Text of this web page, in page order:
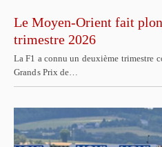
Le Moyen-Orient fait
trimestre 2026
La F1 a connu un deuxième trimestre
Grands Prix de…